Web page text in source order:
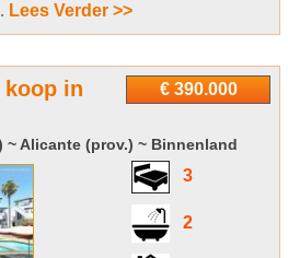
Lees Verder >>
€ 390.000
koop in
~ Alicante (prov.) ~ Binnenland
3
2